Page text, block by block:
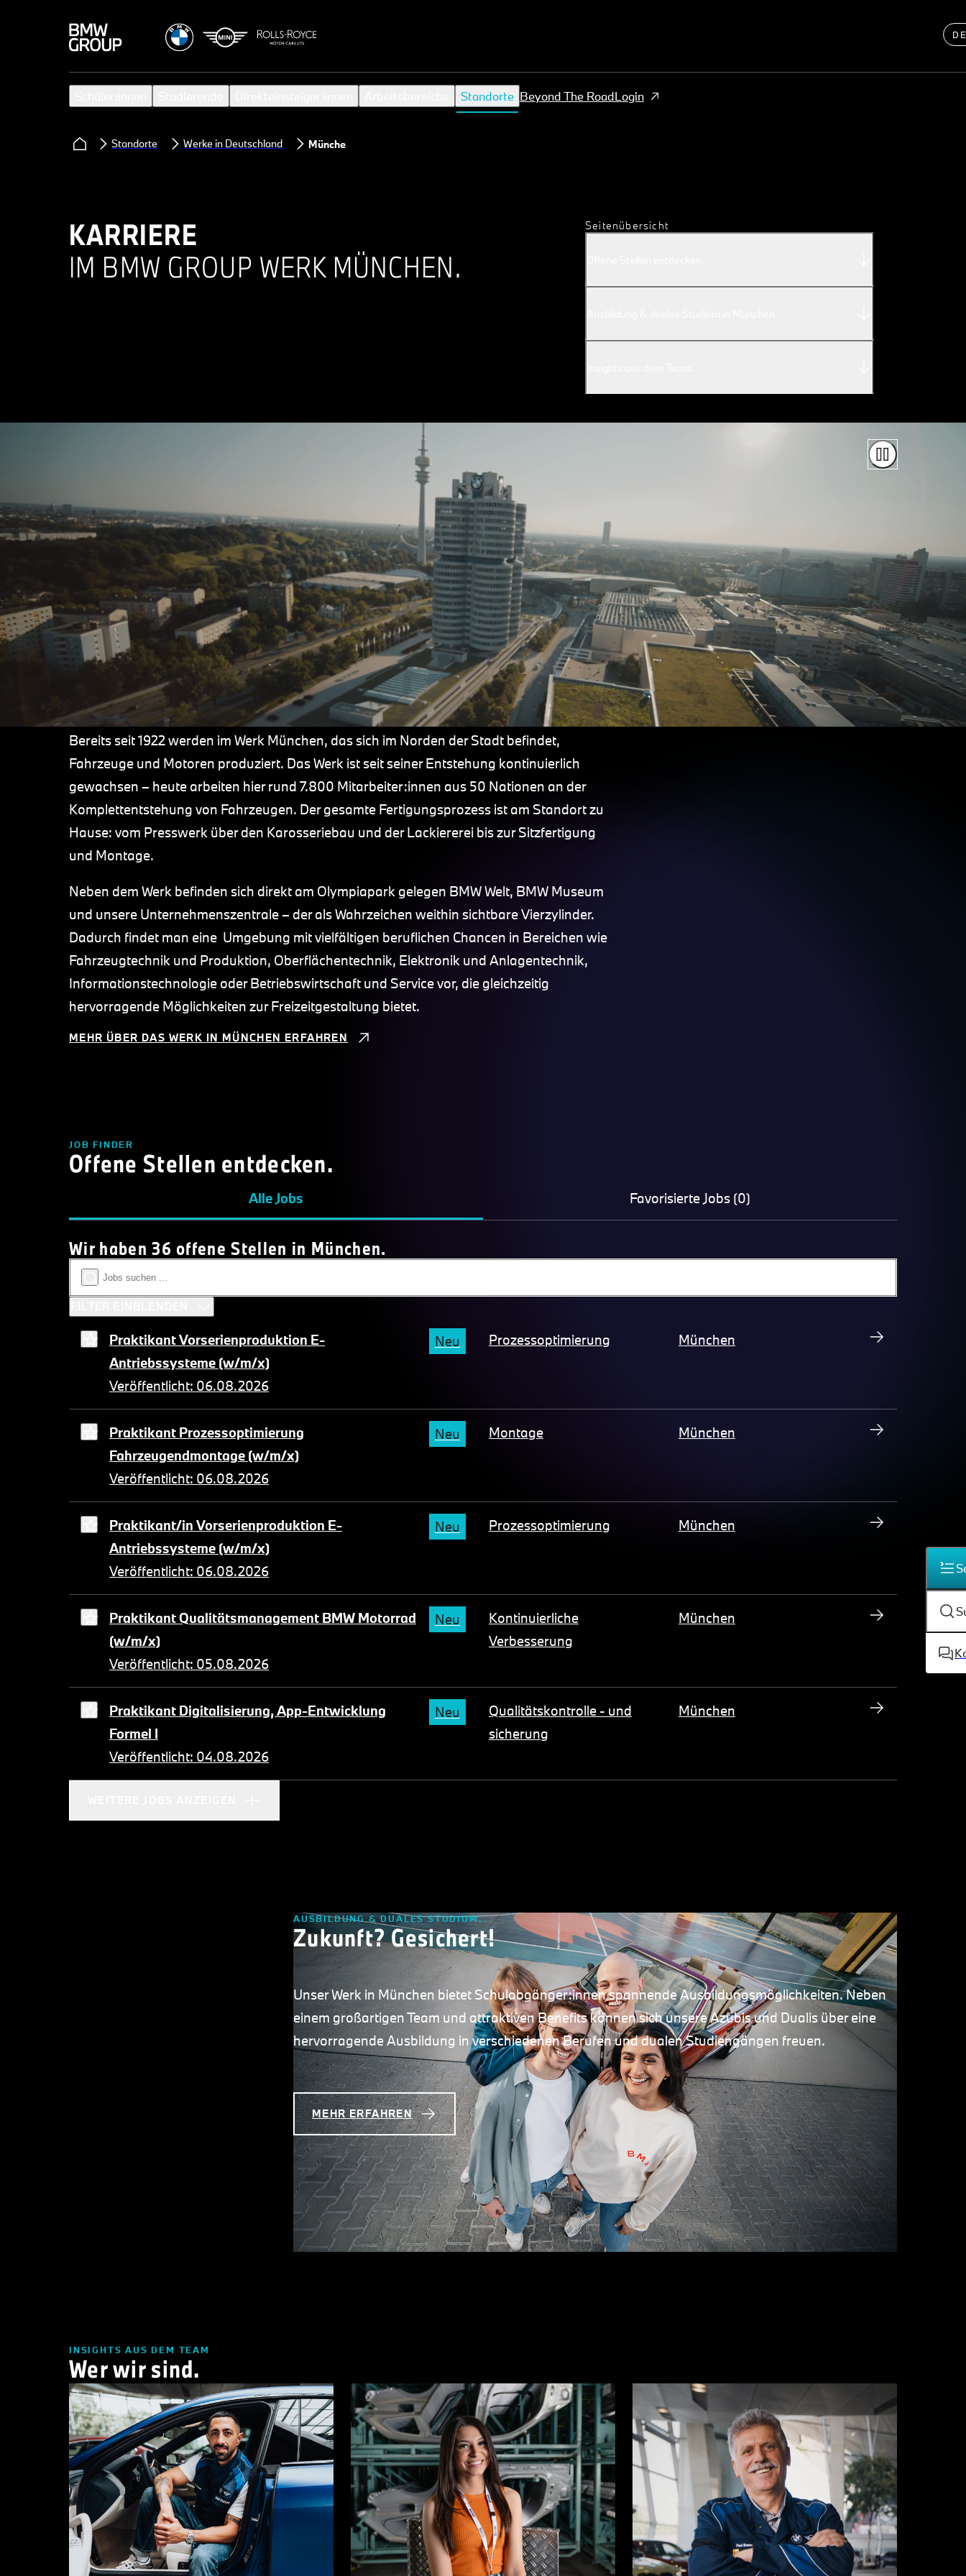
Standorte Beyond The RoadLogin
Standorte Werke in Deutschland München
KARRIERE
IM BMW GROUP WERK MÜNCHEN.
Seitenübersicht
Bereits seit 1922 werden im Werk München, das sich im Norden der Stadt befindet,
Fahrzeuge und Motoren produziert. Das Werk ist seit seiner Entstehung kontinuierlich
gewachsen – heute arbeiten hier rund 7.800 Mitarbeiter:innen aus 50 Nationen an der
Komplettentstehung von Fahrzeugen. Der gesamte Fertigungsprozess ist am Standort zu
Hause: vom Presswerk über den Karosseriebau und der Lackiererei bis zur Sitzfertigung
und Montage.
Neben dem Werk befinden sich direkt am Olympiapark gelegen BMW Welt, BMW Museum
und unsere Unternehmenszentrale – der als Wahrzeichen weithin sichtbare Vierzylinder.
Dadurch findet man eine Umgebung mit vielfältigen beruflichen Chancen in Bereichen wie
Fahrzeugtechnik und Produktion, Oberflächentechnik, Elektronik und Anlagentechnik,
Informationstechnologie oder Betriebswirtschaft und Service vor, die gleichzeitig
hervorragende Möglichkeiten zur Freizeitgestaltung bietet.
MEHR ÜBER DAS WERK IN MÜNCHEN ERFAHREN
JOB FINDER
Offene Stellen entdecken.
Alle Jobs Favorisierte Jobs (0)
Wir haben 36 offene Stellen in München.
Praktikant Vorserienproduktion E-
Antriebssysteme (w/m/x)
Veröffentlicht: 06.08.2026
Neu Prozessoptimierung München
Praktikant Prozessoptimierung
Fahrzeugendmontage (w/m/x)
Veröffentlicht: 06.08.2026
Neu Montage München
Praktikant/in Vorserienproduktion E-
Antriebssysteme (w/m/x)
Veröffentlicht: 06.08.2026
Neu Prozessoptimierung München
Praktikant Qualitätsmanagement BMW Motorrad
(w/m/x)
Veröffentlicht: 05.08.2026
Neu
Kontinuierliche
Verbesserung
München
Praktikant Digitalisierung, App-Entwicklung
Formel I
Veröffentlicht: 04.08.2026
Neu
Qualitätskontrolle - und
sicherung
München
AUSBILDUNG & DUALES STUDIUM.
Zukunft? Gesichert!
Unser Werk in München bietet Schulabgänger:innen spannende Ausbildungsmöglichkeiten. Neben
einem großartigen Team und attraktiven Benefits können sich unsere Azubis und Dualis über eine
hervorragende Ausbildung in verschiedenen Berufen und dualen Studiengängen freuen.
MEHR ERFAHREN
INSIGHTS AUS DEM TEAM
Wer wir sind.